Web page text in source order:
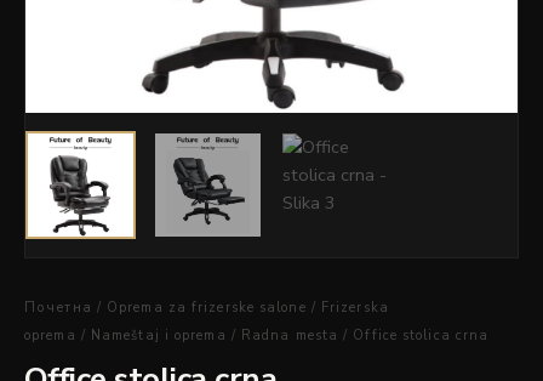
Почетна / Oprema za frizerske salone / Frizerska
oprema / Nameštaj i oprema / Radna mesta / Office stolica crna